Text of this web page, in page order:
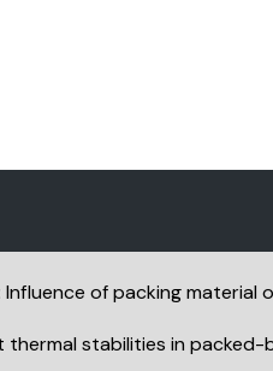
of packing material
stabilities in